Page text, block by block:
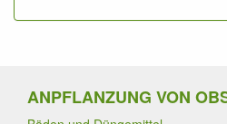
ANPFLANZUNG VON